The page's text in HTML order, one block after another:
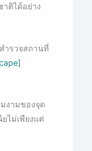
ติได้อย่าง
ำรวจสถานที่
งามของจุด
ไม่เพียงแต่